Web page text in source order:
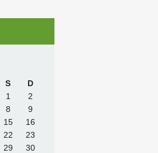
S
D
1
2
8
9
15
16
22
23
29
30